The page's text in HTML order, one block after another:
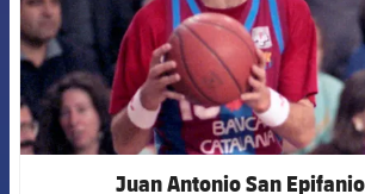
Juan Antonio San